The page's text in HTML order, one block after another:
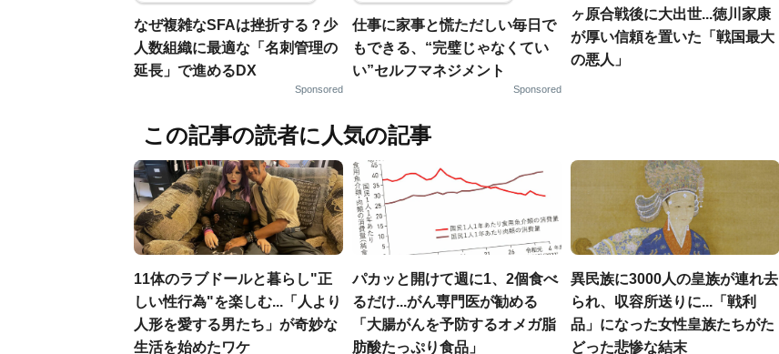
なぜ複雑なSFAは挫折する？少
人数組織に最適な「名刺管理の
延長」で進めるDX
Sponsored
仕事に家事と慌ただしい毎日で
もできる、“完璧じゃなくてい
い”セルフマネジメント
Sponsored
ヶ原合戦後に大出世...徳川家康
が厚い信頼を置いた「戦国最大
の悪人」
この記事の読者に人気の記事
11体のラブドールと暮らし"正
しい性行為"を楽しむ...「人より
人形を愛する男たち」が奇妙な
生活を始めたワケ
パカッと開けて週に1、2個食べ
るだけ...がん専門医が勧める
「大腸がんを予防するオメガ脂
肪酸たっぷり食品」
異民族に3000人の皇族が連れ去
られ、収容所送りに...「戦利
品」になった女性皇族たちがた
どった悲惨な結末